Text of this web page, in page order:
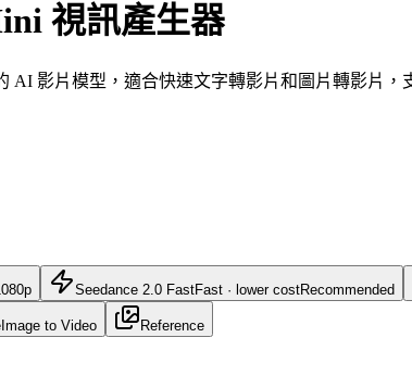
視訊產生器
AI 影片模型，適合快速文字轉影片和圖片轉影片
Seedance 2.0 FastFast · lower costRecommended
Image to Video Reference